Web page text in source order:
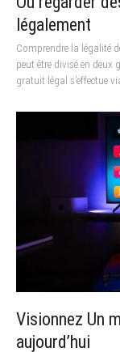
légalement
Comprendre la légalité
peut être divisé en deux
gratuit légal s’effectue
Visionnez Un
aujourd’hui